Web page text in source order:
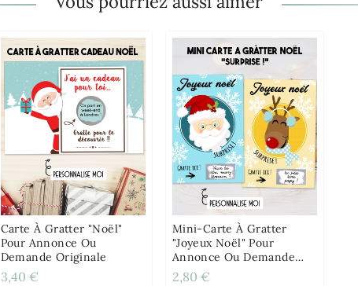
Carte À Gratter "Noël"
Pour Annonce Ou
Demande Originale
3,40 €
Mini-Carte À Gratter
"Joyeux Noël" Pour
Annonce Ou Demande
Originale
2,80 €